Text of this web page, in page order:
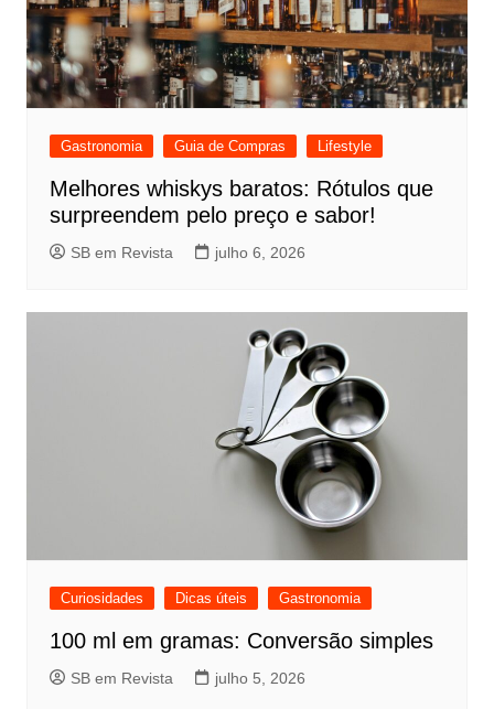
Gastronomia Guia de Compras Lifestyle
Melhores whiskys baratos: Rótulos que
surpreendem pelo preço e sabor!
SB em Revista julho 6, 2026
Curiosidades Dicas úteis Gastronomia
100 ml em gramas: Conversão simples
SB em Revista julho 5, 2026